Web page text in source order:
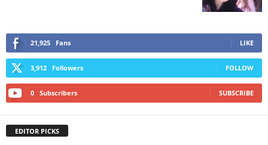
21,925 Fans LIKE
3,912 Followers FOLLOW
0 Subscribers SUBSCRIBE
EDITOR PICKS